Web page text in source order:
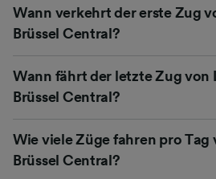
Wann verkehrt der erste Zug
Brüssel Central?
Wann fährt der letzte Zug von
Brüssel Central?
Wie viele Züge fahren pro Tag
Brüssel Central?